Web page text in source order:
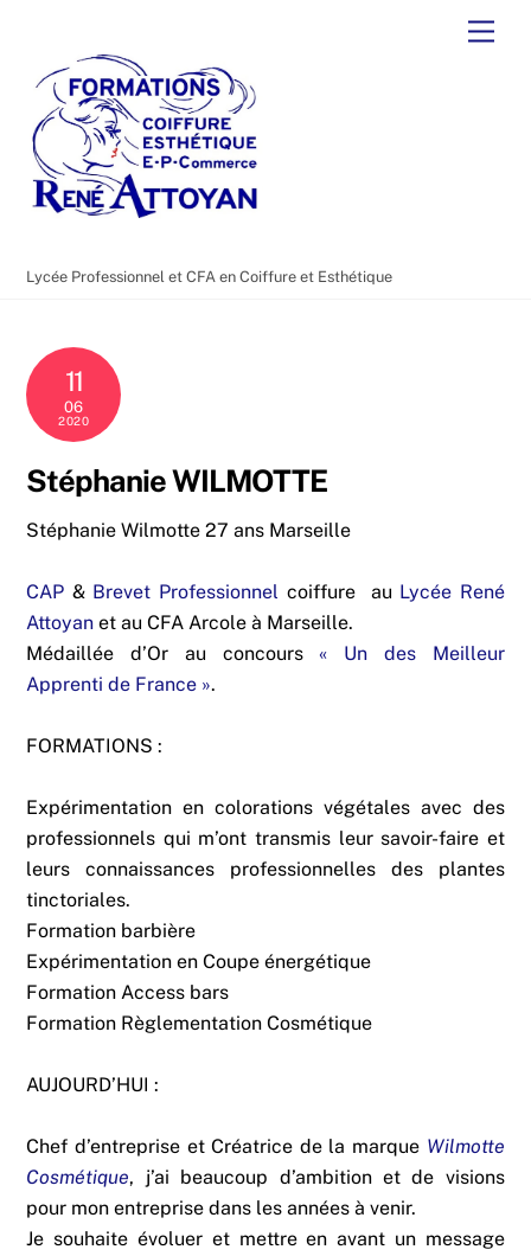
content
Lycée Professionnel et CFA en Coiffure et Esthétique
11
06
2020
Stéphanie WILMOTTE
Stéphanie Wilmotte 27 ans Marseille
CAP & Brevet Professionnel coiffure au Lycée René
Attoyan et au CFA Arcole à Marseille.
Médaillée d’Or au concours« Un des Meilleur
Apprenti de France ».
FORMATIONS :
Expérimentation en colorations végétales avec des
professionnels qui m’ont transmis leur savoir-faire et
leurs connaissances professionnelles des plantes
tinctoriales.
Formation barbière
Expérimentation en Coupe énergétique
Formation Access bars
Formation Règlementation Cosmétique
AUJOURD’HUI :
Chef d’entreprise et Créatrice de la marque Wilmotte
Cosmétique, j’ai beaucoup d’ambition et de visions
pour mon entreprise dans les années à venir.
Je souhaite évoluer et mettre en avant un message